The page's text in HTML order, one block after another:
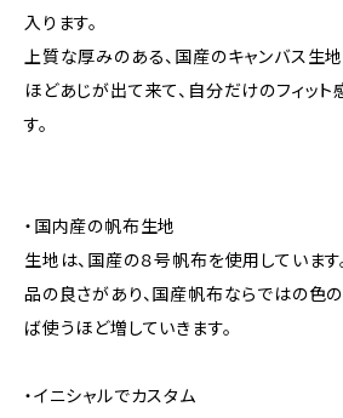
入ります。
上質な厚みのある、国産のキャンバス生
ほどあじが出て来て、自分だけのフィッ
す。
・国内産の帆布生地
生地は、国産の８号帆布を使用しています
品の良さがあり、国産帆布ならではの色
ば使うほど増していきます。
・イニシャルでカスタム